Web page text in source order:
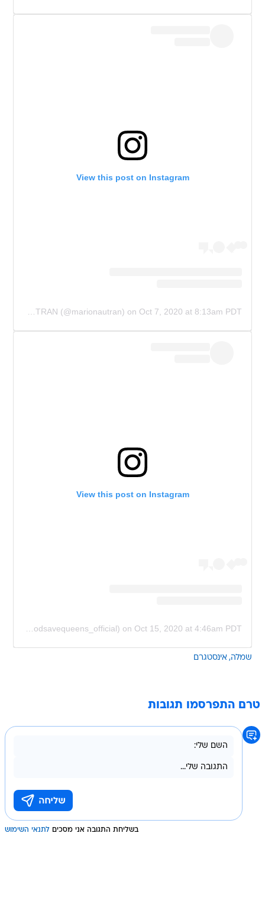
View this post on Instagram
on Oct 7, 2020 at 8:13am PDT
View this post on Instagram
on Oct 15, 2020 at 4:46am PDT
שמלה אינסטגרם
טרם התפרסמו תגובות
בשליחת התגובה אני מסכים לתנאי השימוש